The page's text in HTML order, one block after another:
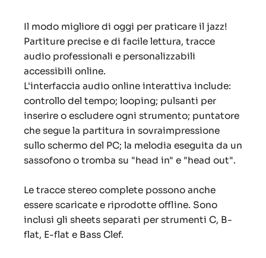
Il modo migliore di oggi per praticare il jazz!
Partiture precise e di facile lettura, tracce
audio professionali e personalizzabili
accessibili online.
L'interfaccia audio online interattiva include:
controllo del tempo; looping; pulsanti per
inserire o escludere ogni strumento; puntatore
che segue la partitura in sovraimpressione
sullo schermo del PC; la melodia eseguita da un
sassofono o tromba su "head in" e "head out".
Le tracce stereo complete possono anche
essere scaricate e riprodotte offline. Sono
inclusi gli sheets separati per strumenti C, B-
flat, E-flat e Bass Clef.